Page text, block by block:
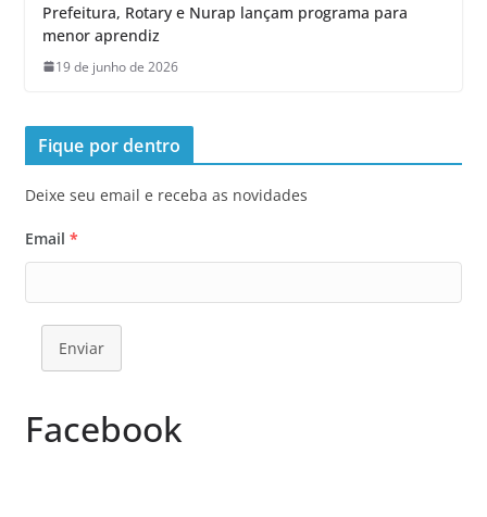
Prefeitura, Rotary e Nurap lançam programa para
menor aprendiz
19 de junho de 2026
Fique por dentro
Deixe seu email e receba as novidades
Email *
Enviar
Facebook